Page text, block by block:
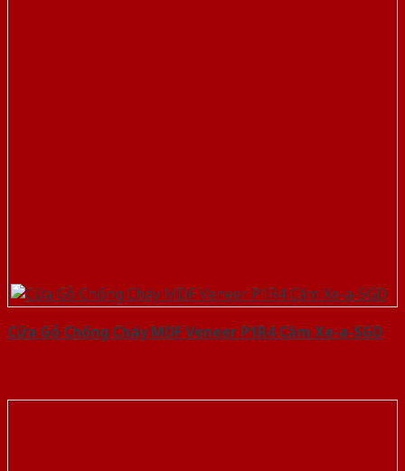
Cửa Gỗ Chống Cháy MDF Veneer P1R4 Căm Xe-a-SGD